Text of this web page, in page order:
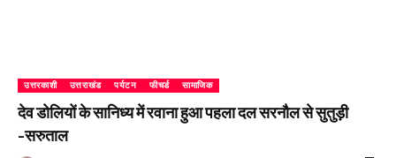
उत्तरकाशी उत्तराखंड पर्यटन फीचर्ड सामाजिक
देव डोलियों के सानिध्य में रवाना हुआ पहला दल सरनौल से सुतुड़ी
-सरुताल